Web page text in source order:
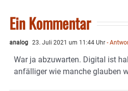
Ein Kommentar
analog 23. Juli 2021 um 11:44 Uhr -
War ja abzuwarten. Digital ist
anfälliger wie manche glauben